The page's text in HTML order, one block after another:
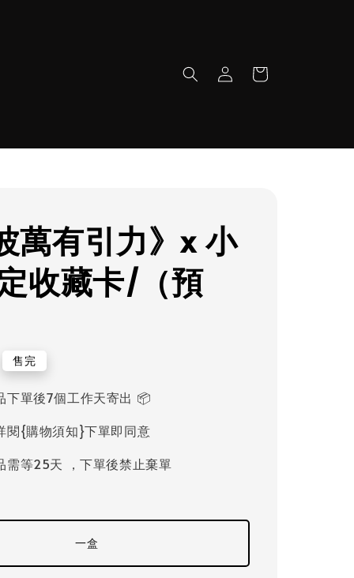
萬有引力》x 小
收藏卡/（預
售完
下單後7個工作天寄出 📦
閱{購物須知}下單即同意
需等25天 ，下單後禁止棄單
一盒